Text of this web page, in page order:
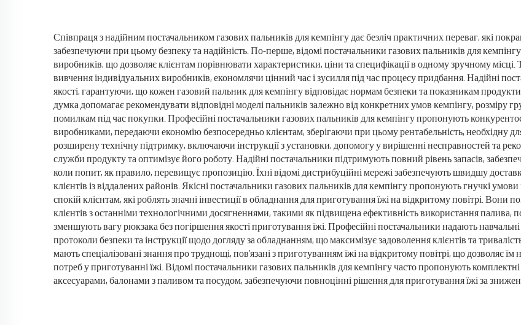
зберігання
повітрі
Співпраця з надійним постачальником газових пальників для кемпінгу дає безліч практичних переваг, які
забезпечуючи при цьому безпеку та надійність. По-перше, відомі постачальники газових пальників для
виробників, що дозволяє клієнтам порівнювати характеристики, ціни та специфікації в одному зручному
вивчення індивідуальних виробників, економлячи цінний час і зусилля під час процесу придбання. Надійні
якості, гарантуючи, що кожен газовий пальник для кемпінгу відповідає нормам безпеки та показникам
думка допомагає рекомендувати відповідні моделі пальників залежно від конкретних умов кемпінгу, розміру
помилкам під час покупки. Професійні постачальники газових пальників для кемпінгу пропонують
виробниками, передаючи економію безпосередньо клієнтам, зберігаючи при цьому рентабельність, необхідну
розширену технічну підтримку, включаючи інструкції з установки, допомогу у вирішенні несправностей та
служби продукту та оптимізує його роботу. Надійні постачальники підтримують повний рівень запасів,
коли попит, як правило, перевищує пропозицію. Їхні відомі дистрибуційні мережі забезпечують швидшу
клієнтів із віддалених районів. Якісні постачальники газових пальників для кемпінгу пропонують гнучкі
спокій клієнтам, які роблять значні інвестиції в обладнання для приготування їжі на відкритому повітрі. Вони
клієнтів з останніми технологічними досягненнями, такими як підвищена ефективність використання палива,
зменшують вагу рюкзака без погіршення якості приготування їжі. Професійні постачальники надають
протоколи безпеки та інструкції щодо догляду за обладнанням, що максимізує задоволення клієнтів та
мають спеціалізовані знання про труднощі, пов’язані з приготуванням їжі на відкритому повітрі, що дозволяє
потреб у приготуванні їжі. Відомі постачальники газових пальників для кемпінгу часто пропонують
аксесуарами, балонами з паливом та посудом, забезпечуючи повноцінні рішення для приготування їжі за